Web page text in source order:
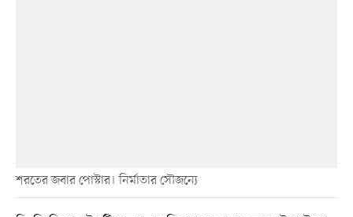
শরতের জবার পোস্টার। নির্মাতার সৌজন্যে